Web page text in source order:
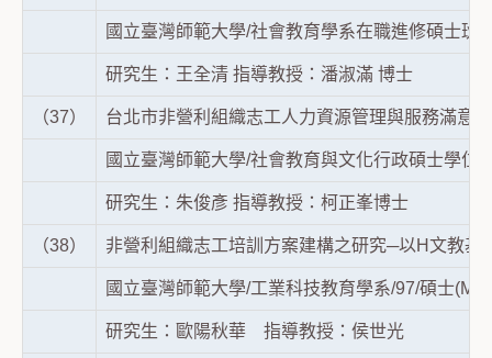
國立臺灣師範大學/社會教育學系在職進修碩士班/
研究生：王全清 指導教授：潘淑滿 博士
（37） 台北市非營利組織志工人力資源管理與服務滿意
國立臺灣師範大學/社會教育與文化行政碩士學位
研究生：朱俊彥 指導教授：柯正峯博士
（38） 非營利組織志工培訓方案建構之研究─以H文教基
國立臺灣師範大學/工業科技教育學系/97/碩士
研究生：歐陽秋華 指導教授：侯世光